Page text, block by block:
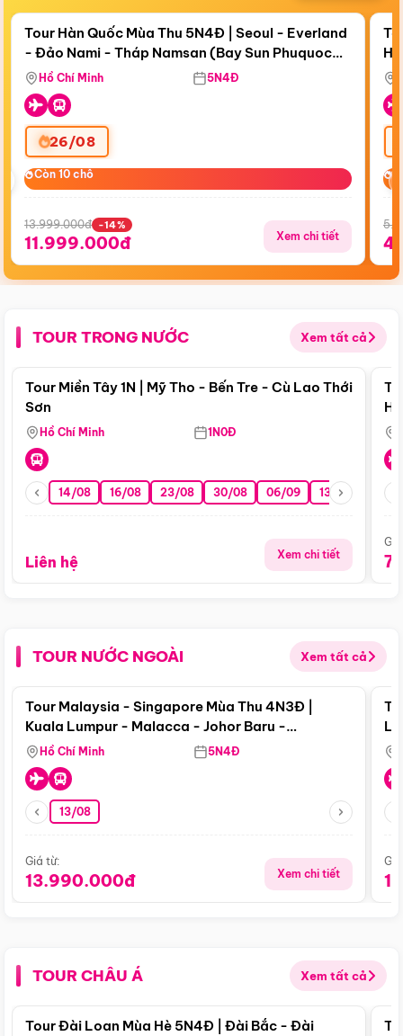
Còn17 ngày 20:13:56
Bay Sun Phuquoc Airways
Tour Hàn Quốc Mùa Thu 5N4Đ | Seoul - Everland
- Đảo Nami - Tháp Namsan (Bay Sun Phuquoc
Airways)
Hồ Chí Minh 5N4Đ
26/08
Còn 10 chỗ
Còn 10 chỗ
13.999.000đ -14%
11.999.000đ Xem chi tiết
TOUR TRONG NƯỚC Xem tất cả
Điểm nổi bật
Tour Miền Tây 1N | Mỹ Tho - Bến Tre - Cù Lao Thới
Sơn
Hồ Chí Minh 1N0Đ
14/08 16/08 23/08 30/08 06/09 13/09 20/09
Liên hệ Xem chi tiết
TOUR NƯỚC NGOÀI Xem tất cả
Điểm nổi bật
Tour Malaysia - Singapore Mùa Thu 4N3Đ |
Kuala Lumpur - Malacca - Johor Baru -
Singapore
Hồ Chí Minh 5N4Đ
13/08
Giá từ:
13.990.000đ Xem chi tiết
TOUR CHÂU Á Xem tất cả
Điểm nổi bật
Tour Đài Loan Mùa Hè 5N4Đ | Đài Bắc - Đài